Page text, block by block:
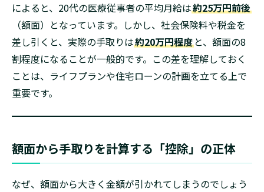
によると、20代の医療従事者の平均月給は約25万円前後
（額面）となっています。しかし、社会保険料や税金を
差し引くと、実際の手取りは約20万円程度 と、額面の8
割程度になることが一般的です。この差を理解しておく
ことは、ライフプランや住宅ローンの計画を立てる上で
重要です。
額面から手取りを計算する「控除」の正体
なぜ、額面から大きく金額が引かれてしまうのでしょう